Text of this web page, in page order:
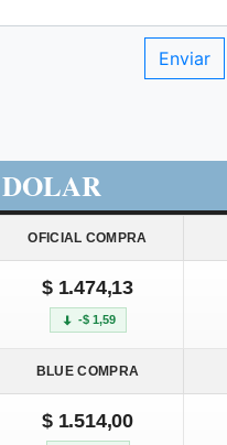
DOLAR
OFICIAL COMPRA
$ 1.474,13
-$ 1,59
BLUE COMPRA
$ 1.514,00